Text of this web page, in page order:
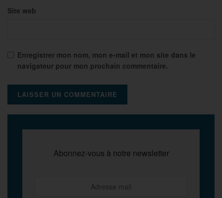
Site web
Enregistrer mon nom, mon e-mail et mon site dans le
navigateur pour mon prochain commentaire.
Abonnez-vous à notre newsletter